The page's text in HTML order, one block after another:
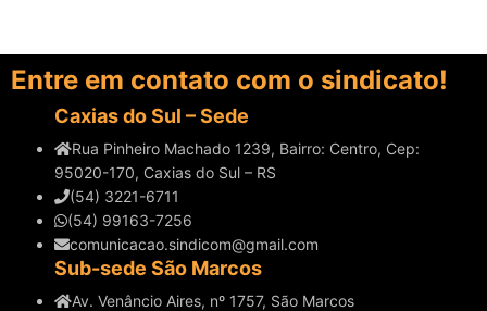
Entre em contato com o sindicato!
Caxias do Sul – Sede
Rua Pinheiro Machado 1239, Bairro: Centro, Cep:
95020-170, Caxias do Sul – RS
(54) 3221-6711
(54) 99163-7256
comunicacao.sindicom@gmail.com
Sub-sede São Marcos
Av. Venâncio Aires, nº 1757, São Marcos